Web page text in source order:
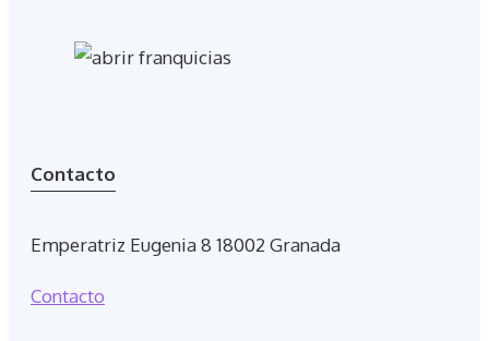
Contacto
Emperatriz Eugenia 8 18002 Granada
Contacto